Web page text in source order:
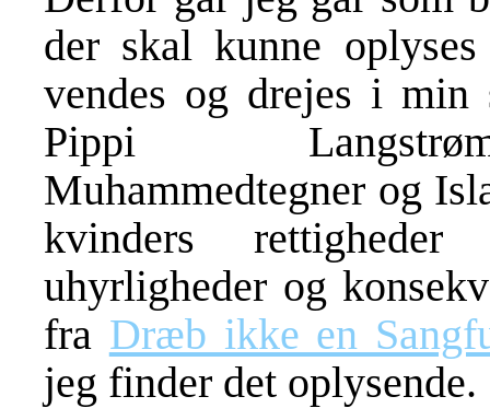
der skal kunne
vendes og drejes i
Pippi
Muhammedtegner og
kvinders
uhyrligheder og
fra Dræb ikke en
jeg finder det oplysende.